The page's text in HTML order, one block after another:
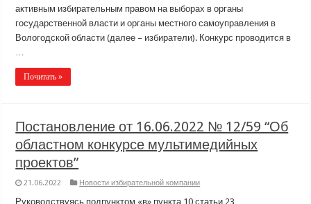
активным избирательным правом на выборах в органы
государственной власти и органы местного самоуправления в
Вологодской области (далее – избиратели). Конкурс проводится в
Почитать »
Постановление от 16.06.2022 № 12/59 “Об
областном конкурсе мультимедийных
проектов”
21.06.2022 Новости избирательной компании
Руководствуясь подпунктом «в» пункта 10 статьи 23